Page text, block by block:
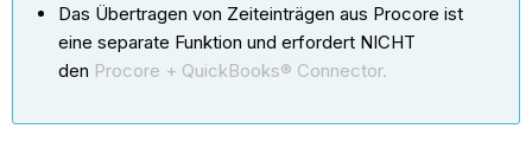
Das Übertragen von Zeiteinträgen aus Procore ist
eine separate Funktion und erfordert NICHT
den Procore + QuickBooks® Connector.